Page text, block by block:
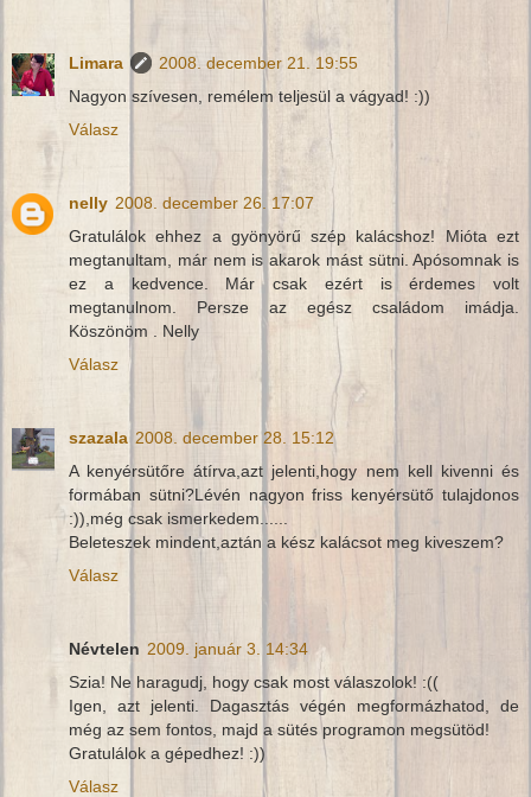
Limara
2008. december 21. 19:55
Nagyon szívesen, remélem teljesül a vágyad! :))
Válasz
nelly 2008. december 26. 17:07
Gratulálok ehhez a gyönyörű szép kalácshoz! Mióta ezt
megtanultam, már nem is akarok mást sütni. Apósomnak is
ez a kedvence. Már csak ezért is érdemes volt
megtanulnom. Persze az egész családom imádja.
Köszönöm . Nelly
Válasz
szazala 2008. december 28. 15:12
A kenyérsütőre átírva,azt jelenti,hogy nem kell kivenni és
formában sütni?Lévén nagyon friss kenyérsütő tulajdonos
:)),még csak ismerkedem......
Beleteszek mindent,aztán a kész kalácsot meg kiveszem?
Válasz
Névtelen 2009. január 3. 14:34
Szia! Ne haragudj, hogy csak most válaszolok! :((
Igen, azt jelenti. Dagasztás végén megformázhatod, de
még az sem fontos, majd a sütés programon megsütöd!
Gratulálok a gépedhez! :))
Válasz